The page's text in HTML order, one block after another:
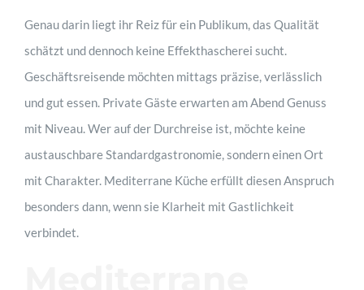
Genau darin liegt ihr Reiz für ein Publikum, das Qualität
schätzt und dennoch keine Effekthascherei sucht.
Geschäftsreisende möchten mittags präzise, verlässlich
und gut essen. Private Gäste erwarten am Abend Genuss
mit Niveau. Wer auf der Durchreise ist, möchte keine
austauschbare Standardgastronomie, sondern einen Ort
mit Charakter. Mediterrane Küche erfüllt diesen Anspruch
besonders dann, wenn sie Klarheit mit Gastlichkeit
verbindet.